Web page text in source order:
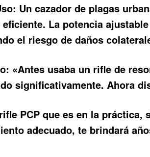
Un cazador de plagas
La potencia
el riesgo de daños
«Antes usaba un rifle de
significativamente. Ahora
rifle PCP que es en la práctica,
adecuado, te brindará